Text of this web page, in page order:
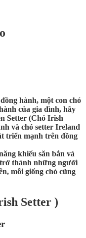
hành, một con chó
của gia đình, hãy
Setter (Chó Irish
và chó setter Ireland
triển mạnh trên đồng
khiếu săn bắn và
thành những người
mỗi giống chó cũng
Setter )